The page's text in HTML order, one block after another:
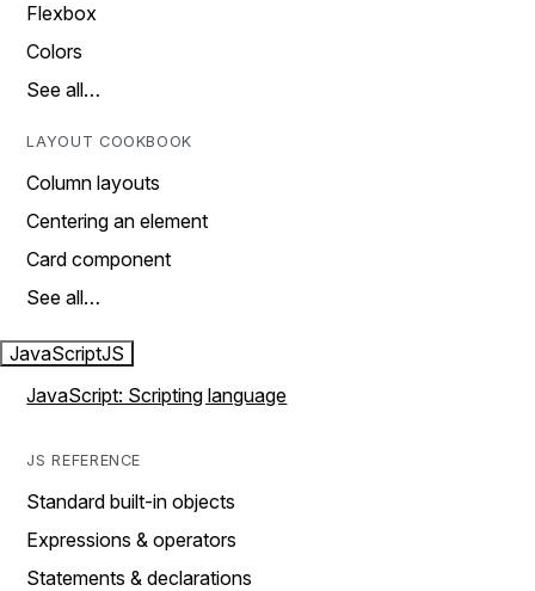
Flexbox
Colors
See all…
LAYOUT COOKBOOK
Column layouts
Centering an element
Card component
See all…
JavaScriptJS
JavaScript: Scripting language
JS REFERENCE
Standard built-in objects
Expressions & operators
Statements & declarations